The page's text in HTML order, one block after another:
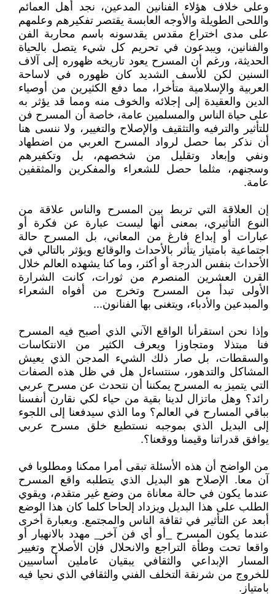
وعلى خلاف هؤلاء الفنانين المدعين، نجد أهل العمائم
واللحى الطويلة والأوجه العابسة يقتصر تفكيرهم وعلمهم
على مدى اختراع مقدس يقدسونه باسم محاربة الفن
والفنانين، ويبدعون في تحريم كل شيء يتصل بالحياة
الحديثة، ورغم أن المسرح يعود تاريخه ظهوره إلى آلاف
السنين لكن للأسف الشديد كان ظهوره في لاساحة
العربية والإسلامية متأخرا، مما دفع الكثيرين من أوصياء
الدين والعقيدة إلى إجلائه والخوف منه ومما قد يؤثر به
على حياة الناس والمسلمين عامة، خاصة أن المسرح فن
للتأثير والترفيه والتثقيف والإصلاح والتغيير، ولا ننسى هنا
أن نذكر بما حصل لرواد المسرح العربي من اضطهاد
ونفي وإبعاد وتقليل من شخصهم، بل وتكفيرهم
وسجنهم، مثلما حصل للشعراء والمفكرين والمثقفين
عامة.
إن العلاقة التي تربط بين المسرح والناس علاقة من
النوع التأثيري، بمعنى أنها ليست عبارة عن فكرة أو
عبارات أو إبداع فارغ من المعاني، بل المسرح حالة
اجتماعية بامتياز يتأثر بالأحداث والوقائع ويؤثر بالتالي في
الأحداث بنفس الدرجة أو أكثر، وما كنا يشهده العالم خلال
القرن العشرين المنصرم من ثورات، كانت الشرارة
الأولى تبدأ من المسرح وتخرج من أفواه الشعراء
والمبدعين والأدباء، ويتغنى بها الفنانون...
وإذا نحن استقرأنا الواقع الآني الذي أصبح فيه المسرح
فنا مبتذلا ومتجاوزا ويعرف الكثير من الانتكاسات
والسقطات، بل صار ذلك الشيء المدجن الذي يعيش
المشاكل والتدهور، سنتساءل هل في ظل هذه الصفات
التي يتميز به المسرح يمكننا أن نتحدث عن مسرح عربي
رائد؟ وهل ماتزال لدينا بقية من حياء لكي نقارن أنفسنا
بباقي المسارح في العالم؟ وما الذي سيدفعنا إلى اللجوء
إلى البديل الذي بموجبه نستطيع خلق مسرح عربي
يوافق قدراتنا وقيمنا ووقعنا؟.
من الواضح أن هذه الأسئلة تبقى أمرا ممكنا ومطلوبا في
آن معا. الإصلاح هو البديل الذي يتطلبه واقع المسرح
عندما يكون في حالة معاناة من وضع غير متقدم، ويقوي
الطلب على هذا البديل ويزداد إلحاحا كلما كان هذا الوضع
أبعد عن التأثير في ثقافة الناس والمجتمع. وبعبارة أخرى
عندما يكون المسرح _أو أي فن آخر_ مهدد بالانهيار أو
واقعا تحت وطأة التراجع والانحلال فإن الأصلاح وتغيير
المسار الإبداعي والثقافي يبقيان عاملين أساسيين
للخروج من شرنقة التخلف الفني والثقافي الذي نحيا فيه
بامتياز.